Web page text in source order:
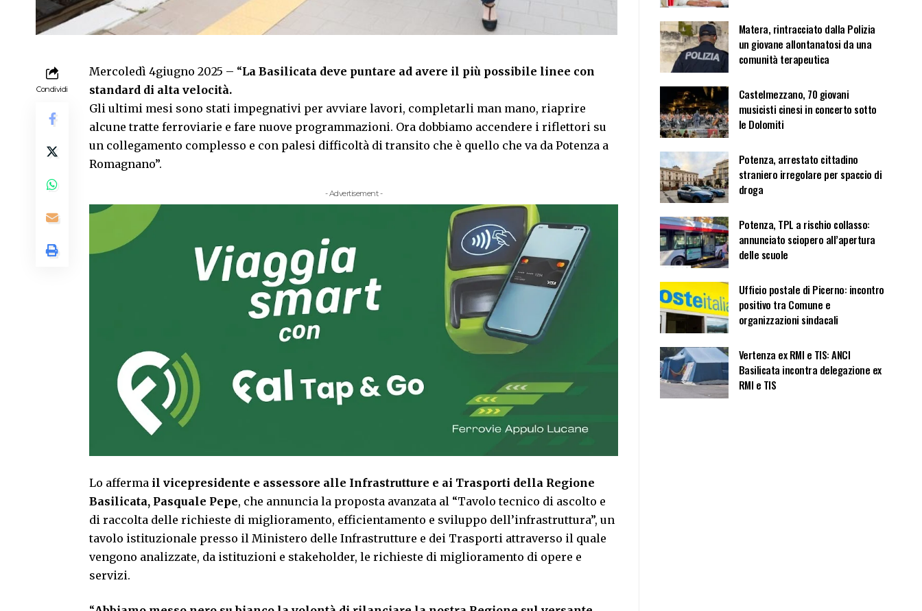
Condividi
Mercoledì 4giugno 2025 – “La Basilicata deve puntare ad avere il più possibile linee con
standard di alta velocità.
Gli ultimi mesi sono stati impegnativi per avviare lavori, completarli man mano, riaprire
alcune tratte ferroviarie e fare nuove programmazioni. Ora dobbiamo accendere i riflettori su
un collegamento complesso e con palesi difficoltà di transito che è quello che va da Potenza a
Romagnano”.
- Advertisement -
Lo afferma il vicepresidente e assessore alle Infrastrutture e ai Trasporti della Regione
Basilicata, Pasquale Pepe, che annuncia la proposta avanzata al “Tavolo tecnico di ascolto e
di raccolta delle richieste di miglioramento, efficientamento e sviluppo dell’infrastruttura”, un
tavolo istituzionale presso il Ministero delle Infrastrutture e dei Trasporti attraverso il quale
vengono analizzate, da istituzioni e stakeholder, le richieste di miglioramento di opere e
servizi.
Matera, rintracciato dalla Polizia
un giovane allontanatosi da una
comunità terapeutica
Castelmezzano, 70 giovani
musicisti cinesi in concerto sotto
le Dolomiti
Potenza, arrestato cittadino
straniero irregolare per spaccio di
droga
Potenza, TPL a rischio collasso:
annunciato sciopero all’apertura
delle scuole
Ufficio postale di Picerno: incontro
positivo tra Comune e
organizzazioni sindacali
Vertenza ex RMI e TIS: ANCI
Basilicata incontra delegazione ex
RMI e TIS